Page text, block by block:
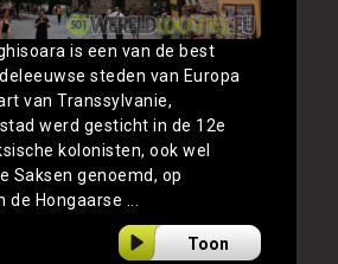
is een van de best
steden van Europa
van Transsylvanie,
werd gesticht in de 12e
kolonisten, ook wel
Saksen genoemd, op
Hongaarse ...
Toon